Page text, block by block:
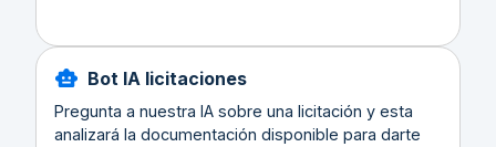
Bot IA licitaciones
Pregunta a nuestra IA sobre una licitación y esta
analizará la documentación disponible para darte